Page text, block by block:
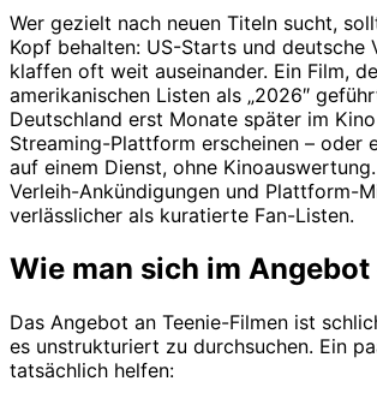
Wer gezielt nach neuen Titeln sucht,
Kopf behalten: US-Starts und deutsche
klaffen oft weit auseinander. Ein Film,
amerikanischen Listen als „2026″
Deutschland erst Monate später im
Streaming-Plattform erscheinen – oder
auf einem Dienst, ohne
Verleih-Ankündigungen und Plattform-
verlässlicher als kuratierte Fan-Listen.
Wie man sich im
Das Angebot an Teenie-Filmen ist
es unstrukturiert zu durchsuchen. Ein
tatsächlich helfen: